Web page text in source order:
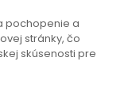
pochopenie a
stránky, čo
skúsenosti pre